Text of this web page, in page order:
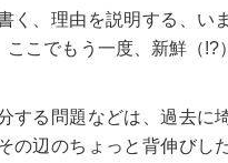
く、理由を説明する、い
ここでもう一度、新鮮（!?
する問題などは、過去に
の辺のちょっと背伸びし